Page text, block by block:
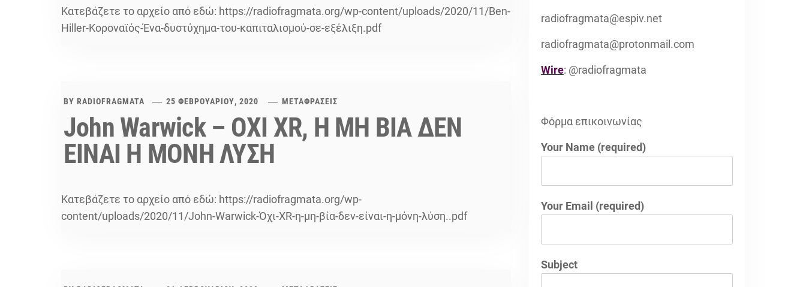
Κατεβάζετε το αρχείο από εδώ: https://radiofragmata.org/wp-content/uploads/2020/11/Ben-
Hiller-Κοροναϊός-Ένα-δυστύχημα-του-καπιταλισμού-σε-εξέλιξη.pdf
BY RADIOFRAGMATA 25 ΦΕΒΡΟΥΑΡΊΟΥ, 2020 ΜΕΤΑΦΡΑΣΕΙΣ
John Warwick – ΟΧΙ XR, Η ΜΗ ΒΙΑ ΔΕΝ
ΕΙΝΑΙ Η ΜΟΝΗ ΛΥΣΗ
Κατεβάζετε το αρχείο από εδώ: https://radiofragmata.org/wp-
content/uploads/2020/11/John-Warwick-Όχι-XR-η-μη-βία-δεν-είναι-η-μόνη-λύση..pdf
radiofragmata@espiv.net
radiofragmata@protonmail.com
Wire: @radiofragmata
Φόρμα επικοινωνίας
Your Name (required)
Your Email (required)
Subject